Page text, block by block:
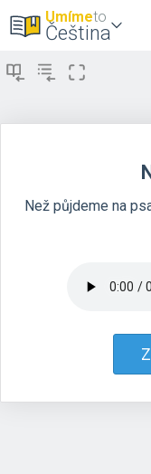
Umímeto
Čeština
Než půjdeme na